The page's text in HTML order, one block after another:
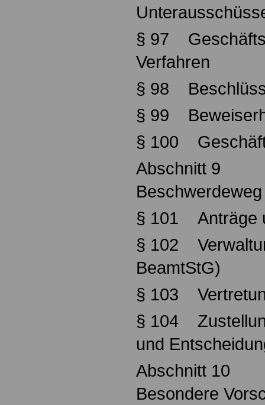
§ 97
Verfahren
§ 98
§ 99
§ 100
Abschnitt 9
§ 101 Anträge
§ 102
BeamtStG)
§ 103
§ 104
und
Abschnitt 10
Besondere